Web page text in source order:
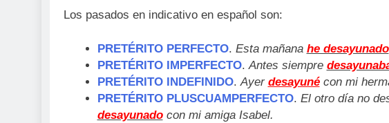
Los pasados en indicativo en español son:
PRETÉRITO PERFECTO. Esta mañana he desayunado
PRETÉRITO IMPERFECTO.Antes siempre
PRETÉRITO INDEFINIDO.Ayer desayuné con mi
PRETÉRITO PLUSCUAMPERFECTO. El otro día no
desayunadocon mi amiga Isabel.